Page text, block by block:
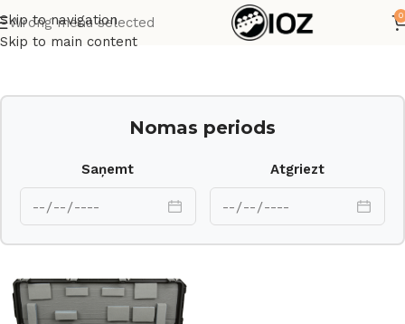
Skip to navigation
Skip to main content
Wrong menu selected 0
Sākums Transporta kastes
Nomas periods
Saņemt Atgriezt